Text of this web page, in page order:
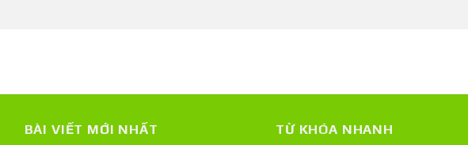
BÀI VIẾT MỚI NHẤT TỪ KHÓA NHANH